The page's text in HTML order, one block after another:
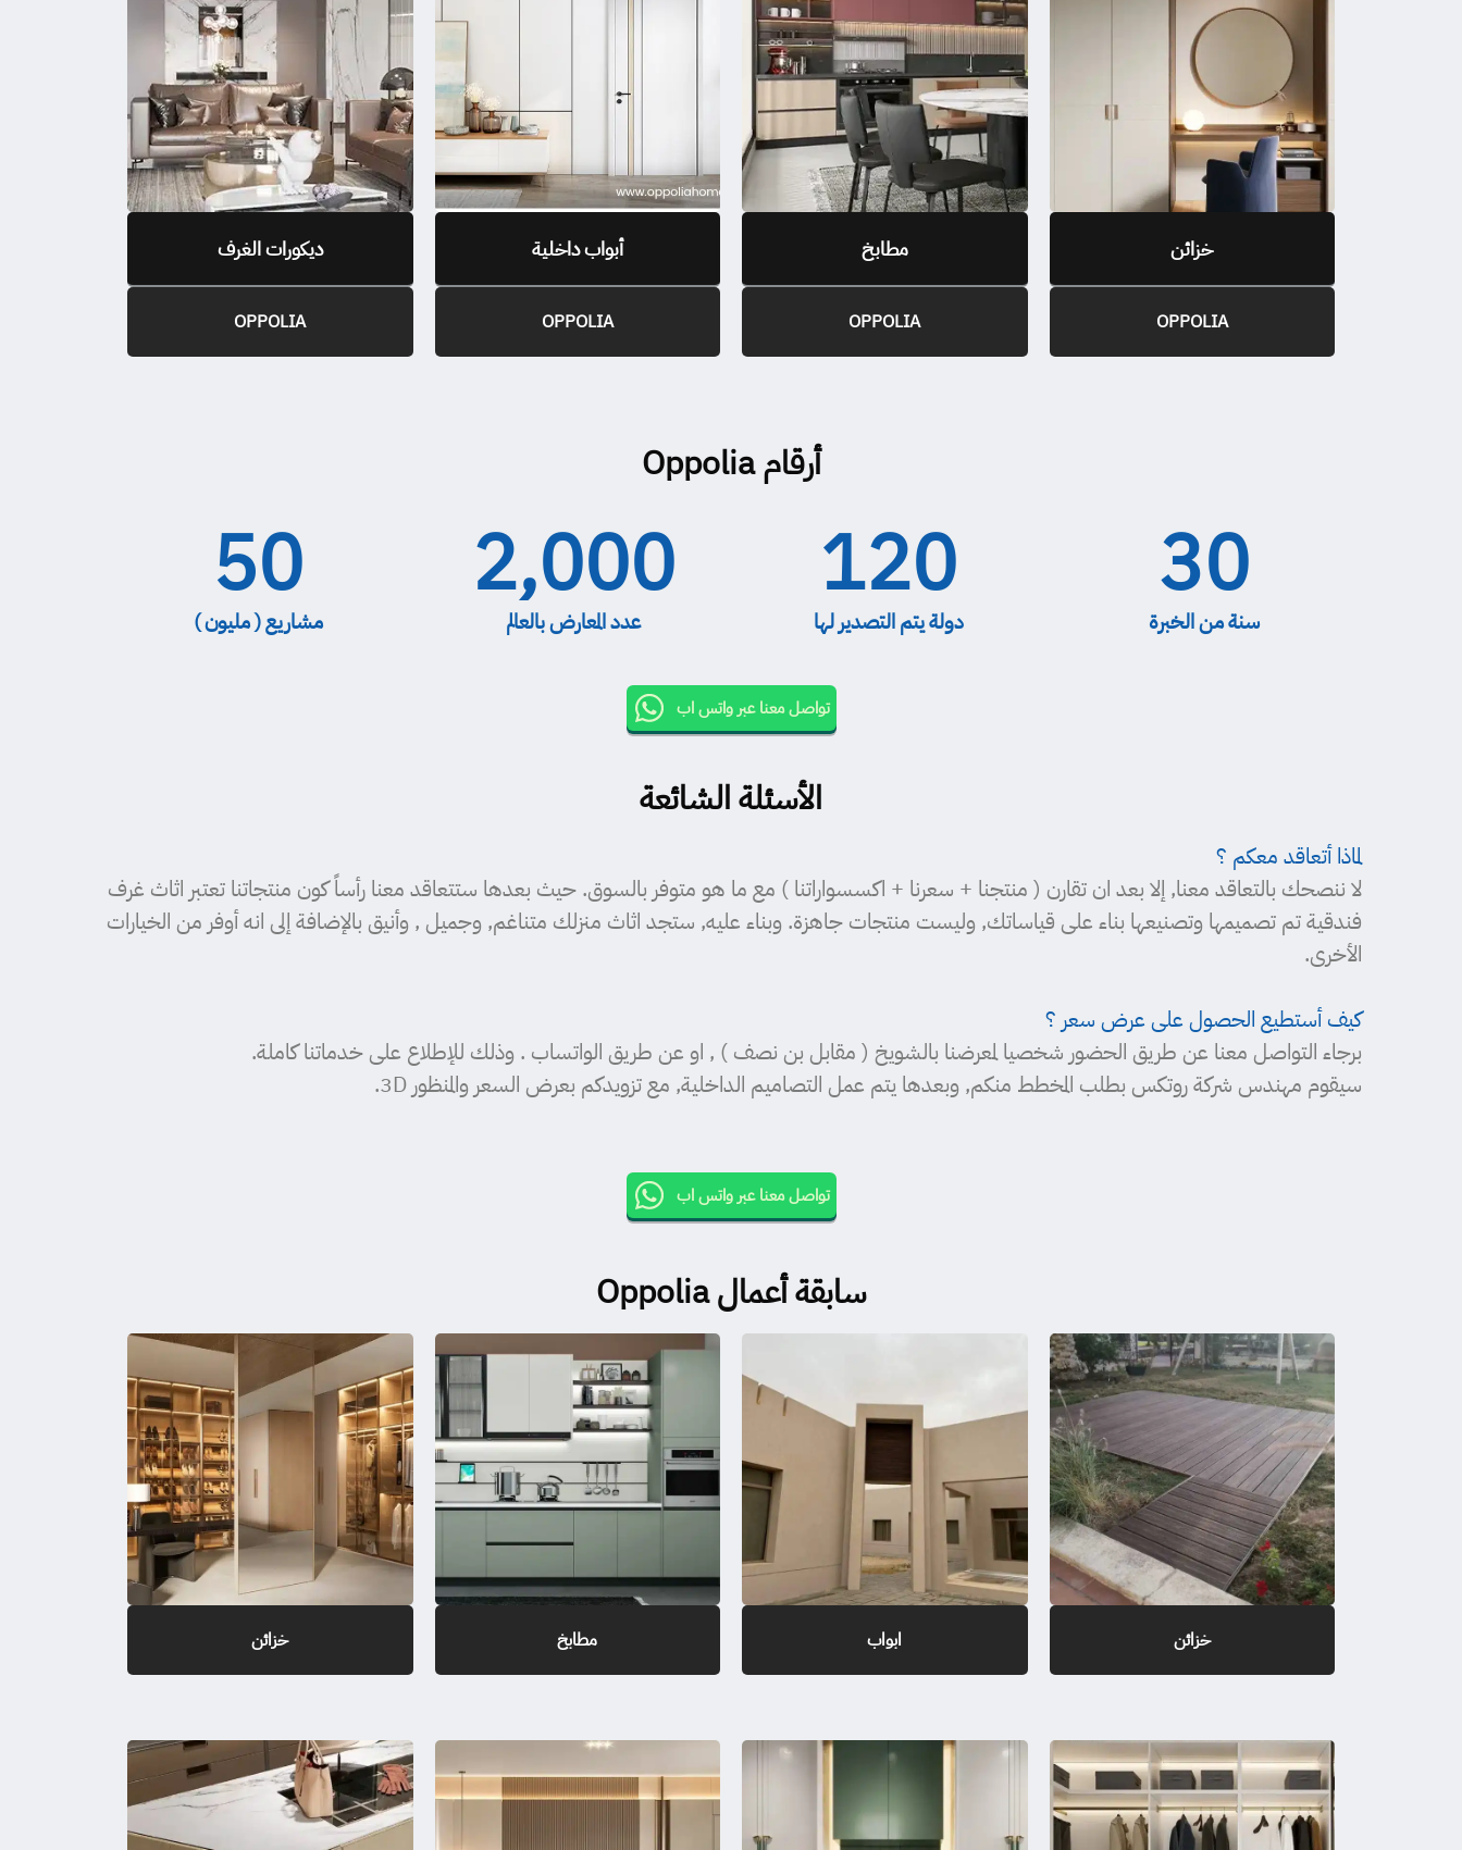
خزائن
OPPOLIA
مطابخ
OPPOLIA
أبواب داخلية
OPPOLIA
ديكورات الغرف
OPPOLIA
أرقامOppolia
30
سنة من الخبرة
120
دولة يتم التصدير لها
2,000
عدد المعارض بالعالم
50
مشاريع ( مليون )
تواصل معنا عبر واتس اب
الأسئلة الشائعة
لماذا أتعاقد معكم ؟
لا ننصحك بالتعاقد معنا, إلا بعد ان تقارن ( منتجنا + سعرنا + اكسسواراتنا ) مع ما هو متوفر بالسوق. حيث بعدها ستتعاقد معنا رأساً كون منتجاتنا تعتبر اثاث غرف
فندقية تم تصميمها وتصنيعها بناء على قياساتك, وليست منتجات جاهزة. وبناء عليه, ستجد اثاث منزلك متناغم, وجميل , وأنيق بالإضافة إلى انه أوفر من الخيارات
الأخرى.
كيف أستطيع الحصول على عرض سعر ؟
برجاء التواصل معنا عن طريق الحضور شخصيا لمعرضنا بالشويخ ( مقابل بن نصف ) , او عن طريق الواتساب . وذلك للإطلاع على خدماتنا كاملة.
سيقوم مهندس شركة روتكس بطلب المخطط منكم, وبعدها يتم عمل التصاميم الداخلية, مع تزويدكم بعرض السعر والمنظور 3D.
تواصل معنا عبر واتس اب
سابقة أعمال Oppolia
خزائن ابواب مطابخ خزائن